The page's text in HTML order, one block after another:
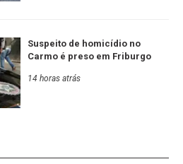
Suspeito de homicídio no
Carmo é preso em Friburgo
14 horas atrás